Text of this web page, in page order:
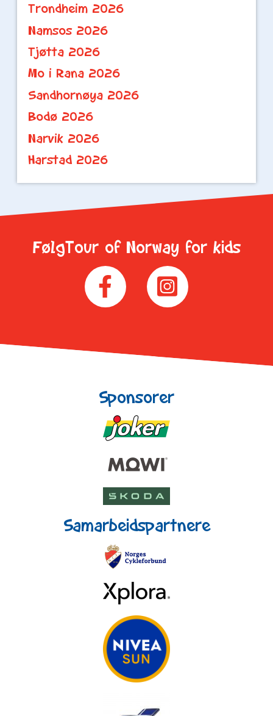
Trondheim 2026
Namsos 2026
Tjøtta 2026
Mo i Rana 2026
Sandhornøya 2026
Bodø 2026
Narvik 2026
Harstad 2026
FølgTour of Norway for kids
Sponsorer
Samarbeidspartnere